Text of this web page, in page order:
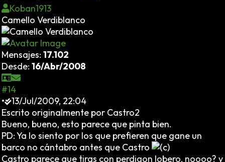
Koban1913
Camello Verdiblanco
Mensajes: 17.102
Desde: 16/Abr/2008
#14
•
13/Jul/2009, 22:04
Escrito originalmente por Castro2
Bueno, bueno, esto parece que pinta bien.
PD: Ya lo siento por los que prefieren que gane un
barco no cántabro antes que Castro
Castro parece que tiras con perdigon lobero, noooo? y